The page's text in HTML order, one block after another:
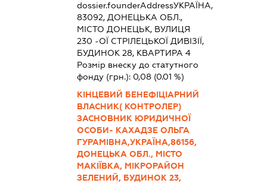
dossier.founderAddressУКРАЇНА,
83092, ДОНЕЦЬКА ОБЛ.,
МІСТО ДОНЕЦЬК, ВУЛИЦЯ
230 -ОЇ СТРІЛЕЦЬКОЇ ДИВІЗІЇ,
БУДИНОК 28, КВАРТИРА 4
Розмір внеску до статутного
фонду (грн.): 0,08(0.01 %)
КІНЦЕВИЙ БЕНЕФІЦІАРНИЙ
ВЛАСНИК( КОНТРОЛЕР)
ЗАСНОВНИК ЮРИДИЧНОЇ
ОСОБИ- КАХАДЗЕ ОЛЬГА
ГУРАМІВНА,УКРАЇНА,86156,
ДОНЕЦЬКА ОБЛ., МІСТО
МАКІЇВКА, МІКРОРАЙОН
ЗЕЛЕНИЙ, БУДИНОК 23,